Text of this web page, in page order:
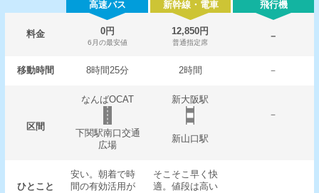
高速バス 新幹線・電車 飛行機
料金 0円
6月の最安値
12,850円
普通指定席
－
移動時間 8時間25分 2時間 －
区間
なんばOCAT
新大阪駅
－
下関駅南口交通
広場
新山口駅
ひとこと
安い。朝着で時
間の有効活用が
そこそこ早く快
適。値段は高い